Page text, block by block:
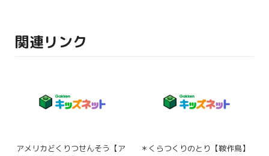
関連リンク
アメリカどくりつせんそう【ア
＊くらつくりのとり【鞍作鳥】